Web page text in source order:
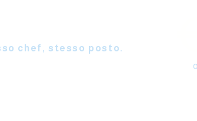
chef, stesso posto.